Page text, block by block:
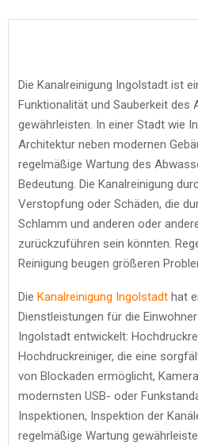
Die Kanalreinigung Ingolstadt ist
Funktionalität und Sauberkeit des
gewährleisten. In einer Stadt wie
Architektur neben modernen
regelmäßige Wartung des
Bedeutung. Die Kanalreinigung
Verstopfung oder Schäden, die
Schlamm und anderen oder
zurückzuführen sein könnten.
Reinigung beugen größeren
Die Kanalreinigung Ingolstadt hat
Dienstleistungen für die
Ingolstadt entwickelt:
Hochdruckreiniger, die eine
von Blockaden ermöglicht,
modernsten USB- oder
Inspektionen, Inspektion der
regelmäßige Wartung